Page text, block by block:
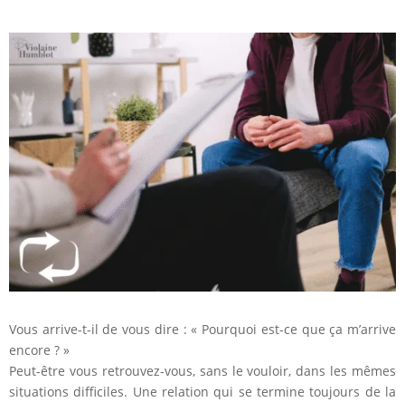
Vous arrive-t-il de vous dire : « Pourquoi est-ce que ça m’arrive
encore ? »
Peut-être vous retrouvez-vous, sans le vouloir, dans les mêmes
situations difficiles. Une relation qui se termine toujours de la